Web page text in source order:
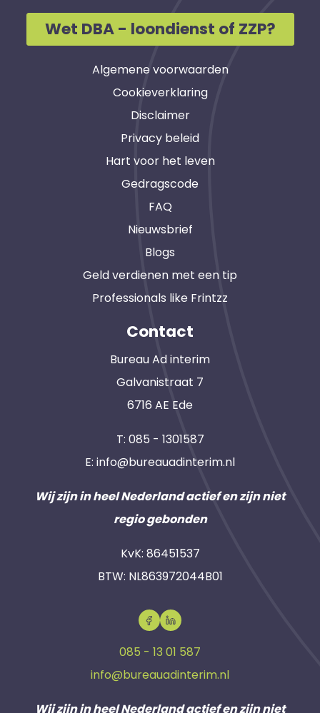
Wet DBA - loondienst of ZZP?
Algemene voorwaarden
Cookieverklaring
Disclaimer
Privacy beleid
Hart voor het leven
Gedragscode
FAQ
Nieuwsbrief
Blogs
Geld verdienen met een tip
Professionals like Frintzz
Contact
Bureau Ad interim
Galvanistraat 7
6716 AE Ede
T: 085 - 1301587
E: info@bureauadinterim.nl
Wij zijn in heel Nederland actief en zijn niet
regio gebonden
KvK: 86451537
BTW: NL863972044B01
085 - 13 01 587
info@bureauadinterim.nl
Wij zijn in heel Nederland actief en zijn niet